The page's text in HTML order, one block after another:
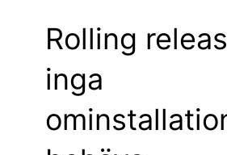
Rolling
inga